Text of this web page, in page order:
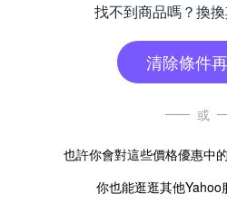
找不到商品嗎？換換
清除條件
或
也許你會對這些價格優惠中
你也能逛逛其他Yahoo